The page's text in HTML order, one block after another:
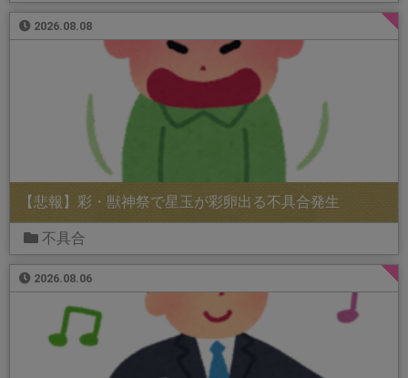
2026.08.08
【悲報】彩・獣神祭で星玉が彩卵出る不具合発生
不具合
2026.08.06